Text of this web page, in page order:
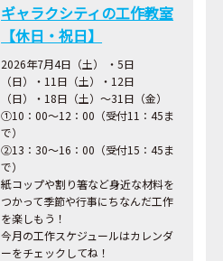
ギャラクシティの工作教室
【休日・祝日】
2026年7月4日（土） ・5日
（日）・11日（土）・12日
（日）・18日（土）～31日（金）
①10：00～12：00（受付11：45ま
で）
②13：30～16：00（受付15：45ま
で）
紙コップや割り箸など身近な材料を
つかって季節や行事にちなんだ工作
を楽しもう！
今月の工作スケジュールはカレンダ
ーをチェックしてね！